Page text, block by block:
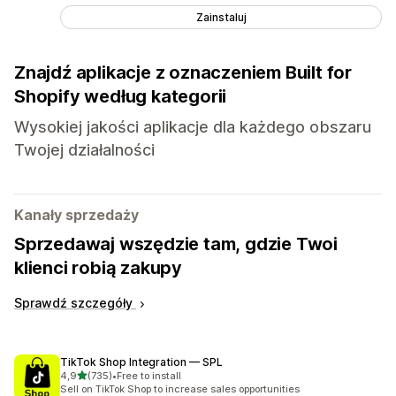
Zainstaluj
Znajdź aplikacje z oznaczeniem Built for
Shopify według kategorii
Wysokiej jakości aplikacje dla każdego obszaru
Twojej działalności
Kanały sprzedaży
Sprzedawaj wszędzie tam, gdzie Twoi
klienci robią zakupy
Sprawdź szczegóły
TikTok Shop Integration — SPL
4,9na 5 gwiazdek
(735)
Łączna liczba recenzji: 735
•Free to install
Sell on TikTok Shop to increase sales opportunities